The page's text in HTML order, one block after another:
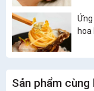
hoa
Sản phẩm cùng